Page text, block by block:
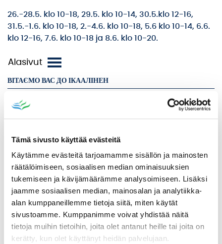
Tämä sivusto käyttää evästeitä
Käytämme evästeitä tarjoamamme sisällön ja mainosten
räätälöimiseen, sosiaalisen median ominaisuuksien
tukemiseen ja kävijämäärämme analysoimiseen. Lisäksi
jaamme sosiaalisen median, mainosalan ja analytiikka-
alan kumppaneillemme tietoja siitä, miten käytät
sivustoamme. Kumppanimme voivat yhdistää näitä
tietoja muihin tietoihin, joita olet antanut heille tai joita on
kerätty, kun olet käyttänyt heidän palvelujaan.
ВІТАЄМО ВАС ДО ІКААЛІНЕН
BRÄNDI
LASKUTUSTIEDOT
LUOTTAMUSHENKILÖT JA LAUTAKUNNAT
PÄÄTÖKSET
SAAVUTETTAVUUS
SÄHKÖISET PALVELUT
TIETOPALVELU JA TIETOSUOJA
VANHUS- JA VAMMAISNEUVOSTO
26.-28.5. klo 10-18, 29.5. klo 10-14, 30.5.klo 12-16,
31.5.-1.6. klo 10-18, 2.-4.6. klo 10-18, 5.6 klo 10-14, 6.6.
klo 12-16, 7.6. klo 10-18 ja 8.6. klo 10-20.